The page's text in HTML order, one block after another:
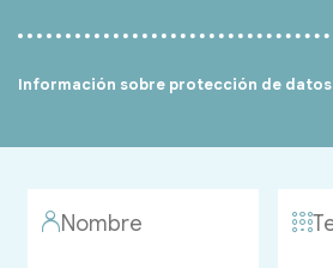
Información sobre protección de datos